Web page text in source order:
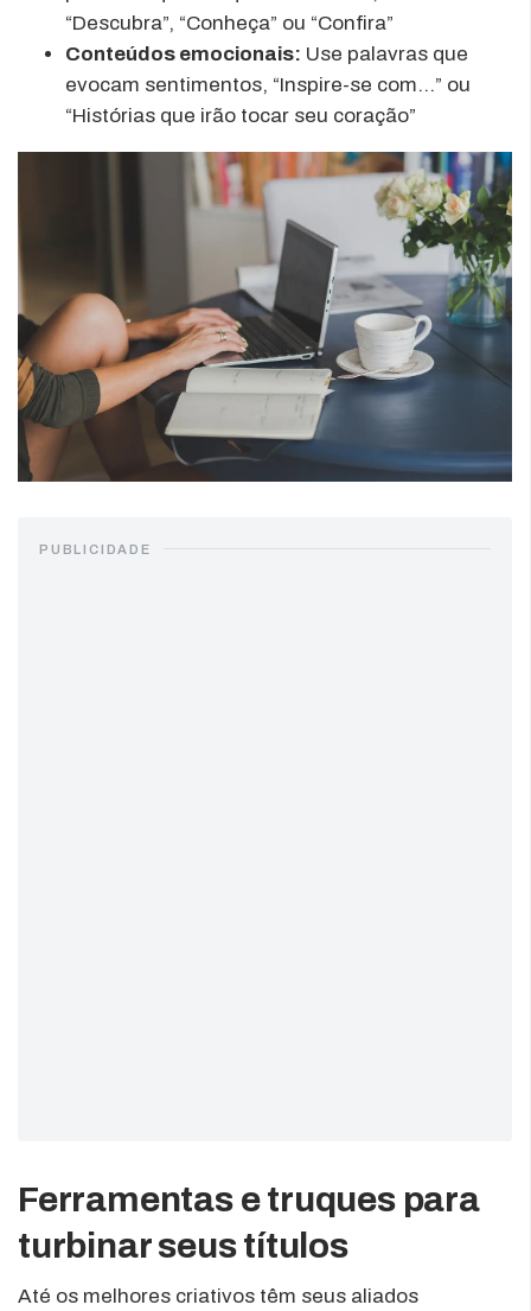
“Descubra”, “Conheça” ou “Confira”
Conteúdos emocionais: Use palavras que
evocam sentimentos, “Inspire-se com…” ou
“Histórias que irão tocar seu coração”
PUBLICIDADE
Ferramentas e truques para
turbinar seus títulos
Até os melhores criativos têm seus aliados